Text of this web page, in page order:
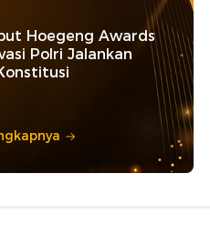
Hoegeng Awards
Polri Jalankan